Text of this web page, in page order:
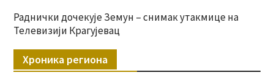
Раднички дочекује Земун – снимак утакмице на
Телевизији Крагујевац
Хроника региона